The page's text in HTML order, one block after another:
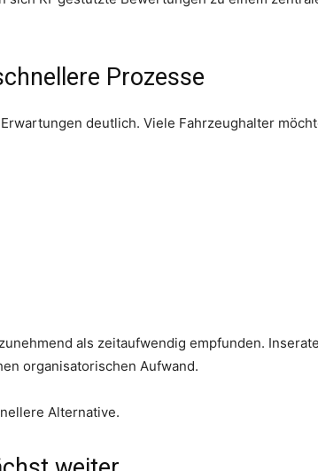
Prozesse
deutlich. Viele Fahrzeughalter
als zeitaufwendig empfunden.
organisatorischen Aufwand.
Alternative.